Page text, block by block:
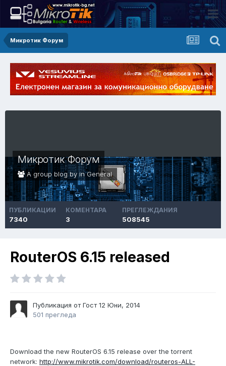
Микротик Форум
Микротик Форум
A group blog by inGeneral
ПУБЛИКАЦИИ
7340
КОМЕНТАРА
3
ПРЕГЛЕЖДАНИЯ
508545
RouterOS 6.15 released
Публикация от Гост12 Юни, 2014
501 прегледа
Download the new RouterOS 6.15 release over the torrent
network: http://www.mikrotik.com/download/routeros-ALL-